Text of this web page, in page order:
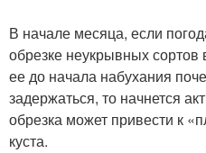
В начале месяца, если
обрезке неукрывных сортов
ее до начала набухания
задержаться, то начнется
обрезка может привести к
куста.